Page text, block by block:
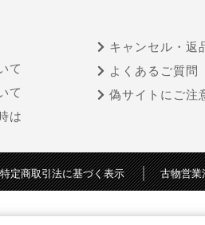
て
て
は
キャンセル・返
よくあるご質問
偽サイトにご注
特定商取引法に基づく表示 古物営業